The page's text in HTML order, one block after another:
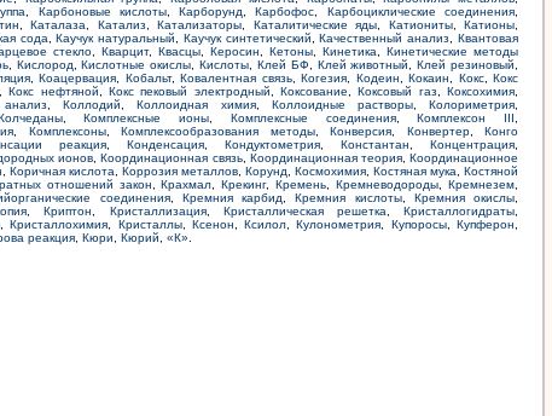
Карбоновые кислоты,Карборунд ,Карбофос Карбоциклические соединения
Каталаза Катализ, Катализаторы Каталитические яды Катиониты, Катионы
сода ,Каучук натуральный Каучук синтетический ,Качественный анализ ,Квантовая
стекло Кварцит, Квасцы Керосин Кетоны Кинетика
Кинетические методы
, Кислород ,Кислотные окислы ,Кислоты Клей БФ Клей животный ,Клей резиновый
, Коацервация Кобальт, Ковалентная связь, Когезия Кодеин Кокаин Кокс, Кокс
,Кокс нефтяной ,Кокс пековый электродный ,Коксование ,Коксовый газ,Коксохимия
анализ ,Коллодий ,Коллоидная химия, Коллоидные растворы,Колориметрия
,Комплексные ионы Комплексные соединения,Комплексон III
Комплексоны, Комплексообразования методы, Конверсия Конвертер, Конго
реакция Конденсация Кондуктометрия Константан Концентрация
ионов ,Координационная связь, Координационная теория,Координационное
Коричная кислота Коррозия металлов Корунд Космохимия Костяная мука
Костяной
отношений закон ,Крахмал ,Крекинг,Кремень ,Кремневодороды ,Кремнезем
соединения, Кремния карбид ,Кремния кислоты, Кремния окислы
,Криптон Кристаллизация, Кристаллическая решетка ,Кристаллогидраты
,Кристаллохимия Кристаллы, Ксенон ,Ксилол ,Кулонометрия Купоросы,Купферон
реакция Кюри Кюрий «К»